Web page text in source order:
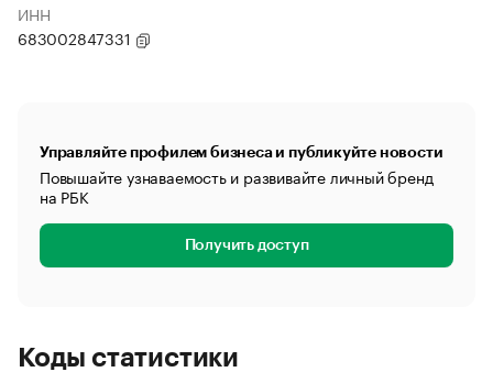
ИНН
683002847331
Управляйте профилем бизнеса и публикуйте новости
Повышайте узнаваемость и развивайте личный бренд
на РБК
Получить доступ
Коды статистики